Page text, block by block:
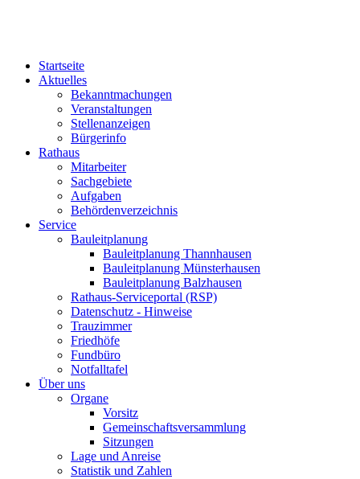
Startseite
Aktuelles
Bekanntmachungen
Veranstaltungen
Stellenanzeigen
Bürgerinfo
Rathaus
Mitarbeiter
Sachgebiete
Aufgaben
Behördenverzeichnis
Service
Bauleitplanung
Bauleitplanung Thannhausen
Bauleitplanung Münsterhausen
Bauleitplanung Balzhausen
Rathaus-Serviceportal (RSP)
Datenschutz - Hinweise
Trauzimmer
Friedhöfe
Fundbüro
Notfalltafel
Über uns
Organe
Vorsitz
Gemeinschaftsversammlung
Sitzungen
Lage und Anreise
Statistik und Zahlen